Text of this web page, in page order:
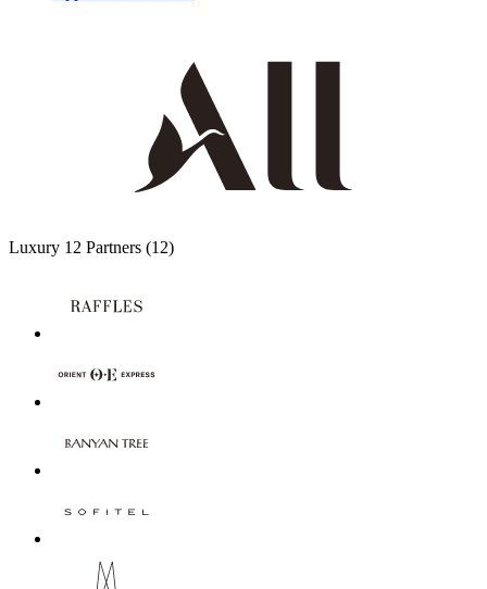
Luxury 12 Partners (12)